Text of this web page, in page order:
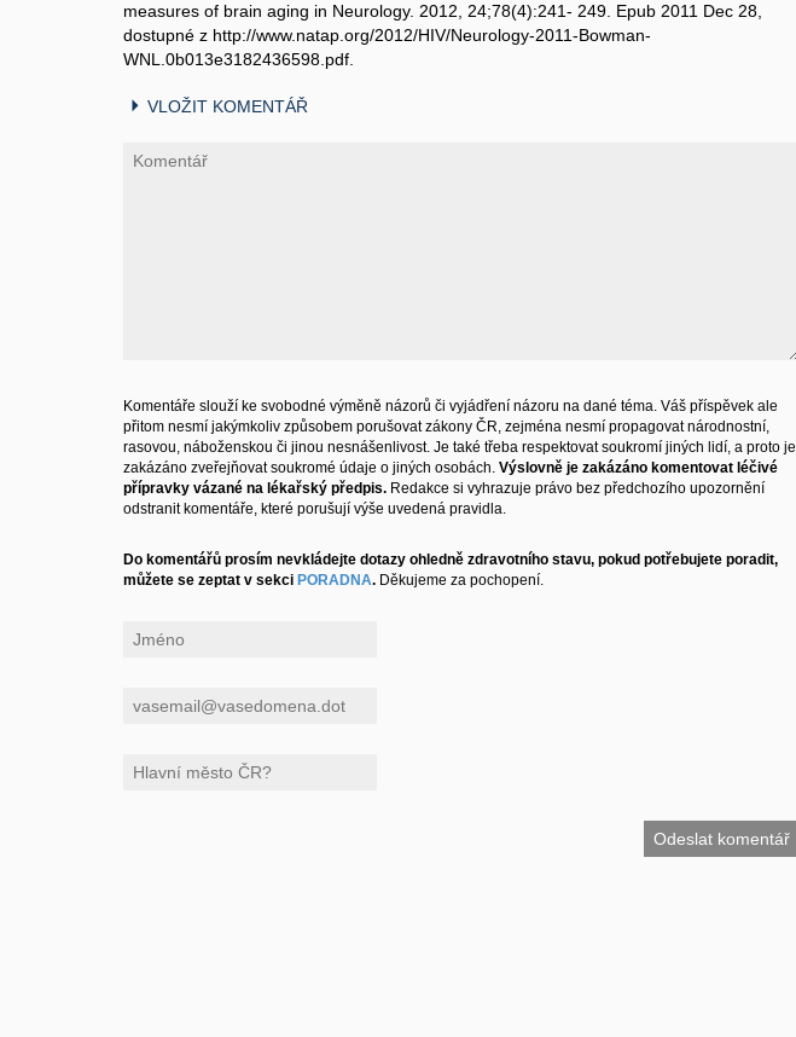
measures of brain aging in Neurology. 2012, 24;78(4):241- 249. Epub 2011 Dec 28,
dostupné z http://www.natap.org/2012/HIV/Neurology-2011-Bowman-
WNL.0b013e3182436598.pdf.
VLOŽIT KOMENTÁŘ
Komentáře slouží ke svobodné výměně názorů či vyjádření názoru na dané téma. Váš příspěvek ale
přitom nesmí jakýmkoliv způsobem porušovat zákony ČR, zejména nesmí propagovat národnostní,
rasovou, náboženskou či jinou nesnášenlivost. Je také třeba respektovat soukromí jiných lidí, a proto je
zakázáno zveřejňovat soukromé údaje o jiných osobách. Výslovně je zakázáno komentovat léčivé
přípravky vázané na lékařský předpis. Redakce si vyhrazuje právo bez předchozího upozornění
odstranit komentáře, které porušují výše uvedená pravidla.
Do komentářů prosím nevkládejte dotazy ohledně zdravotního stavu, pokud potřebujete poradit,
můžete se zeptat v sekci PORADNA. Děkujeme za pochopení.